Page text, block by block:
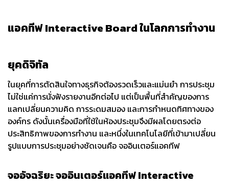
แอคทีฟ Interactive Board ในโลกการทำงาน
ยุคดิจิทัล
ในยุคที่การตัดสินใจทางธุรกิจต้องรวดเร็วและแม่นยำ การประชุม
ไม่ใช่แค่การนั่งฟังรายงานอีกต่อไป แต่เป็นพื้นที่สำคัญของการ
แลกเปลี่ยนความคิด การระดมสมอง และการกำหนดทิศทางของ
องค์กร ดังนั้นเครื่องมือที่ใช้ในห้องประชุมจึงมีผลโดยตรงต่อ
ประสิทธิภาพของการทำงาน และหนึ่งในเทคโนโลยีที่เข้ามาเปลี่ยน
รูปแบบการประชุมอย่างชัดเจนคือ จออินเตอร์แอคทีฟ
จออัจฉริยะ จออินเตอร์แอคทีฟ Interactive